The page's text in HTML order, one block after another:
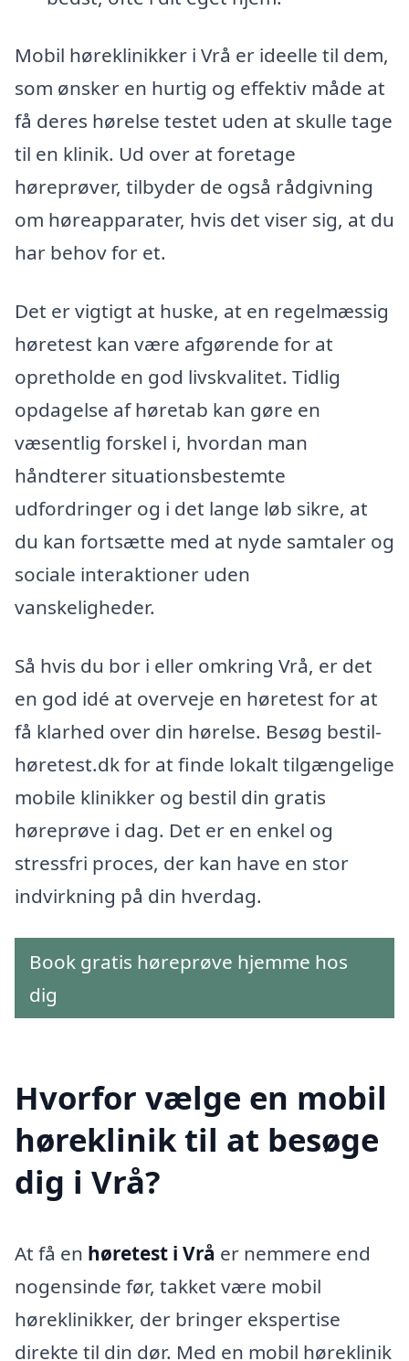
Mobil høreklinikker i Vrå er ideelle til dem,
som ønsker en hurtig og effektiv måde at
få deres hørelse testet uden at skulle tage
til en klinik. Ud over at foretage
høreprøver, tilbyder de også rådgivning
om høreapparater, hvis det viser sig, at du
har behov for et.
Det er vigtigt at huske, at en regelmæssig
høretest kan være afgørende for at
opretholde en god livskvalitet. Tidlig
opdagelse af høretab kan gøre en
væsentlig forskel i, hvordan man
håndterer situationsbestemte
udfordringer og i det lange løb sikre, at
du kan fortsætte med at nyde samtaler og
sociale interaktioner uden
vanskeligheder.
Så hvis du bor i eller omkring Vrå, er det
en god idé at overveje en høretest for at
få klarhed over din hørelse. Besøg bestil-
høretest.dk for at finde lokalt tilgængelige
mobile klinikker og bestil din gratis
høreprøve i dag. Det er en enkel og
stressfri proces, der kan have en stor
indvirkning på din hverdag.
Book gratis høreprøve hjemme hos
dig
Hvorfor vælge en mobil
høreklinik til at besøge
dig i Vrå?
At få en høretest i Vrå er nemmere end
nogensinde før, takket være mobil
høreklinikker, der bringer ekspertise
direkte til din dør. Med en mobil høreklinik